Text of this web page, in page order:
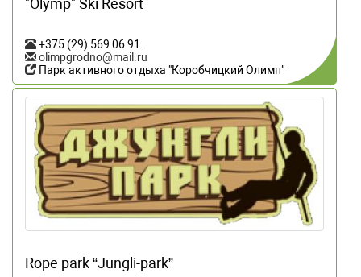
"Olymp" Ski Resort
+375 (29) 569 06 91 .
olimpgrodno@mail.ru
Парк активного отдыха "Коробчицкий Олимп"
Rope park “Jungli-park”